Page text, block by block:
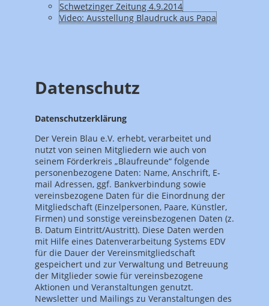
Schwetzinger Zeitung 4.9.2014
Video: Ausstellung Blaudruck aus Papa
Datenschutz
Datenschutzerklärung
Der Verein Blau e.V. erhebt, verarbeitet und
nutzt von seinen Mitgliedern wie auch von
seinem Förderkreis „Blaufreunde“ folgende
personenbezogene Daten: Name, Anschrift, E-
mail Adressen, ggf. Bankverbindung sowie
vereinsbezogene Daten für die Einordnung der
Mitgliedschaft (Einzelpersonen, Paare, Künstler,
Firmen) und sonstige vereinsbezogenen Daten (z.
B. Datum Eintritt/Austritt). Diese Daten werden
mit Hilfe eines Datenverarbeitung Systems EDV
für die Dauer der Vereinsmitgliedschaft
gespeichert und zur Verwaltung und Betreuung
der Mitglieder sowie für vereinsbezogene
Aktionen und Veranstaltungen genutzt.
Newsletter und Mailings zu Veranstaltungen des